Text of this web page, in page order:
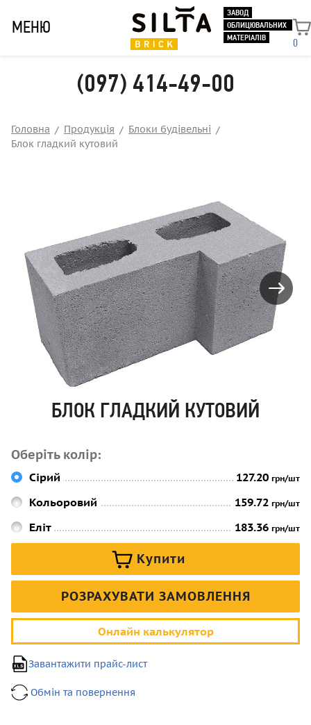
МЕНЮ
ЗАВОД
ОБЛИЦЮВАЛЬНИХ
МАТЕРІАЛІВ
0
(097) 414-49-00
Головна Продукція
Блоки будівельні
Блок гладкий кутовий
БЛОК ГЛАДКИЙ КУТОВИЙ
Оберіть колір:
Сірий 127.20 грн/шт
Кольоровий 159.72 грн/шт
Еліт 183.36 грн/шт
Купити
РОЗРАХУВАТИ ЗАМОВЛЕННЯ
Онлайн калькулятор
Завантажити прайс-лист
Обмін та повернення